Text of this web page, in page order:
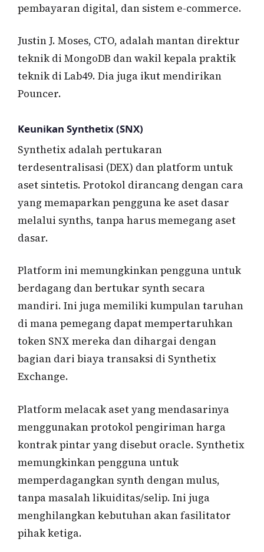
pembayaran digital, dan sistem e-commerce.
Justin J. Moses, CTO, adalah mantan direktur
teknik di MongoDB dan wakil kepala praktik
teknik di Lab49. Dia juga ikut mendirikan
Pouncer.
Keunikan Synthetix (SNX)
Synthetix adalah pertukaran
terdesentralisasi (DEX) dan platform untuk
aset sintetis. Protokol dirancang dengan cara
yang memaparkan pengguna ke aset dasar
melalui synths, tanpa harus memegang aset
dasar.
Platform ini memungkinkan pengguna untuk
berdagang dan bertukar synth secara
mandiri. Ini juga memiliki kumpulan taruhan
di mana pemegang dapat mempertaruhkan
token SNX mereka dan dihargai dengan
bagian dari biaya transaksi di Synthetix
Exchange.
Platform melacak aset yang mendasarinya
menggunakan protokol pengiriman harga
kontrak pintar yang disebut oracle. Synthetix
memungkinkan pengguna untuk
memperdagangkan synth dengan mulus,
tanpa masalah likuiditas/selip. Ini juga
menghilangkan kebutuhan akan fasilitator
pihak ketiga.